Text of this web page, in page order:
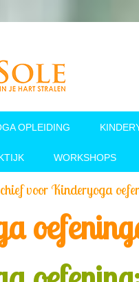
OPLEIDING
WORKSHOPS
voor Kinderyoga